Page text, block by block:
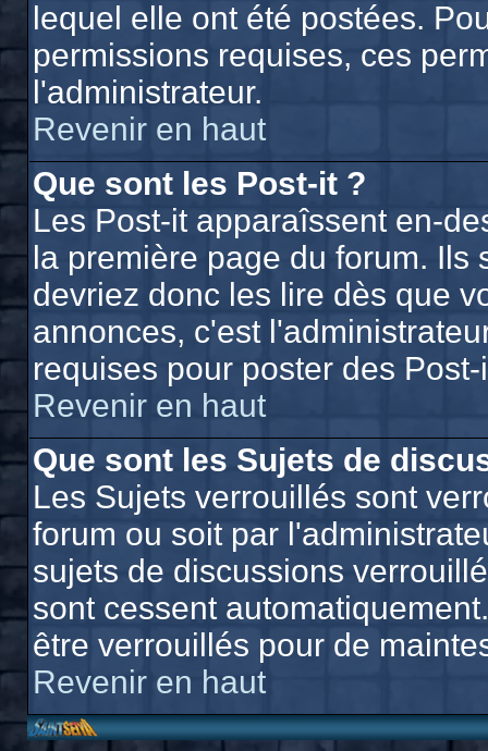
lequel elle ont été postées.
permissions requises, ces
l'administrateur.
Revenir en haut
Que sont les Post-it ?
Les Post-it apparaîssent en-
la première page du forum. Ils
devriez donc les lire dès que
annonces, c'est
requises pour poster des
Revenir en haut
Que sont les Sujets de
Les Sujets verrouillés sont
forum ou soit par
sujets de discussions
sont cessent
être verrouillés pour de
Revenir en haut